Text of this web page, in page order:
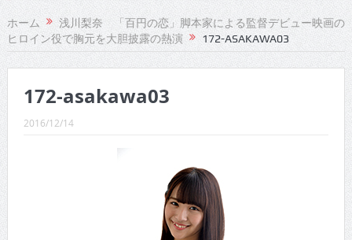
CINEMA×STYLE 292号
CINEMA×STYLE 291号
CINEMA×STYLE 289号
ホーム
浅川梨奈 「百円の恋」脚本家による監督デビュー映画の
ヒロイン役で胸元を大胆披露の熱演
172-ASAKAWA03
172-asakawa03
2016/12/14